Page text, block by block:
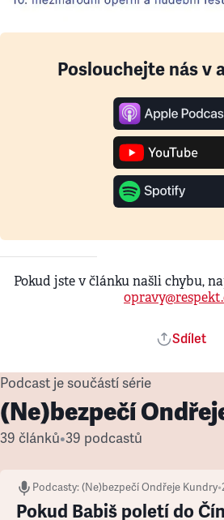
Poslouchejte nás v
Pokud jste v článku našli chybu,
Sdílet
Podcast je součástí série
(Ne)bezpečí
39 článků•39 podcastů
Podcasty:(Ne)bezpečí Ondřeje Kundry•
Pokud Babiš poletí do